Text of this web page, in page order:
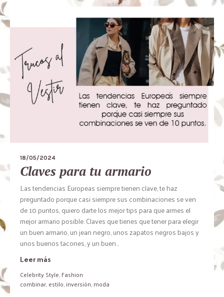
18/05/2024
Claves para tu armario
Las tendencias Europeas siempre tienen clave, te haz
preguntado porque casi siempre sus combinaciones se ven
de 10 puntos, quiero darte los mejor tips para que armes el
mejor armario posible. Claves que tienes que tener para elegir
un buen armario, un jean negro, unos zapatos negros bajos y
unos buenos tacones, y un buen...
Leer más
Celebrity Style,Fashion
combinar,estilo,inversión,moda